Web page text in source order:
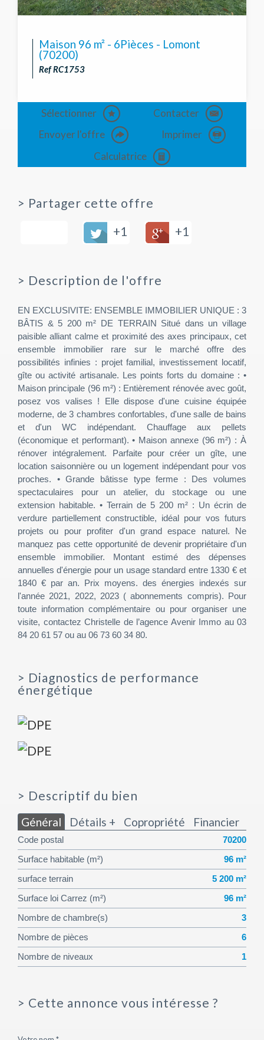
Maison 96 m² - 6Pièces - Lomont
(70200)
Ref RC1753
Sélectionner
Contacter
Envoyer l'offre
Imprimer
Calculatrice
> Partager cette offre
+1
+1
> Description de l'offre
EN EXCLUSIVITE: ENSEMBLE IMMOBILIER UNIQUE : 3
BÂTIS & 5 200 m² DE TERRAIN Situé dans un village
paisible alliant calme et proximité des axes principaux, cet
ensemble immobilier rare sur le marché offre des
possibilités infinies : projet familial, investissement locatif,
gîte ou activité artisanale. Les points forts du domaine : •
Maison principale (96 m²) : Entièrement rénovée avec goût,
posez vos valises ! Elle dispose d'une cuisine équipée
moderne, de 3 chambres confortables, d'une salle de bains
et d'un WC indépendant. Chauffage aux pellets
(économique et performant). • Maison annexe (96 m²) : À
rénover intégralement. Parfaite pour créer un gîte, une
location saisonnière ou un logement indépendant pour vos
proches. • Grande bâtisse type ferme : Des volumes
spectaculaires pour un atelier, du stockage ou une
extension habitable. • Terrain de 5 200 m² : Un écrin de
verdure partiellement constructible, idéal pour vos futurs
projets ou pour profiter d'un grand espace naturel. Ne
manquez pas cette opportunité de devenir propriétaire d'un
ensemble immobilier. Montant estimé des dépenses
annuelles d'énergie pour un usage standard entre 1330 € et
1840 € par an. Prix moyens. des énergies indexés sur
l'année 2021, 2022, 2023 ( abonnements compris). Pour
toute information complémentaire ou pour organiser une
visite, contactez Christelle de l’agence Avenir Immo au 03
84 20 61 57 ou au 06 73 60 34 80.
> Diagnostics de performance
énergétique
> Descriptif du bien
Général Détails + Copropriété Financier
Code postal 70200
Surface habitable (m²) 96 m²
surface terrain 5 200 m²
Surface loi Carrez (m²) 96 m²
Nombre de chambre(s) 3
Nombre de pièces 6
Nombre de niveaux 1
> Cette annonce vous intéresse ?